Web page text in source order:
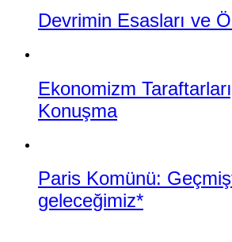
Devrimin Esasları ve
Ekonomizm
Konuşma
Paris Komünü:
geleceğimiz*